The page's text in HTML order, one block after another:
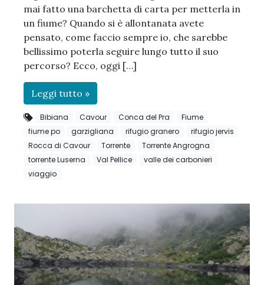
mai fatto una barchetta di carta per metterla in
un fiume? Quando si è allontanata avete
pensato, come faccio sempre io, che sarebbe
bellissimo poterla seguire lungo tutto il suo
percorso? Ecco, oggi […]
Leggi tutto »
Bibiana Cavour Conca del Pra
Fiume
fiume po
garzigliana rifugio granero
rifugio jervis
Rocca di Cavour
Torrente
Torrente Angrogna
torrente Luserna
Val Pellice
valle dei carbonieri
viaggio